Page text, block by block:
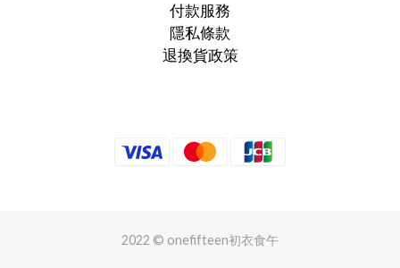
付款服務
隱私條款
退換貨政策
2022 © onefifteen初衣食午